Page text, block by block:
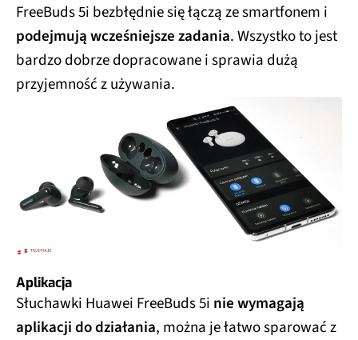
FreeBuds 5i bezbłędnie się łączą ze smartfonem i
podejmują wcześniejsze zadania. Wszystko to jest
bardzo dobrze dopracowane i sprawia dużą
przyjemność z używania.
Aplikacja
Słuchawki Huawei FreeBuds 5i nie wymagają
aplikacji do działania, można je łatwo sparować z